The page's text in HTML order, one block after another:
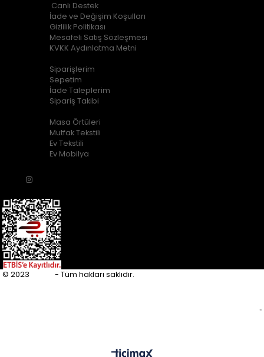
Canlı Destek
İade ve Değişim Koşulları
Gizlilik Politikası
Mesafeli Satış Sözleşmesi
KVKK Aydınlatma Metni
Siparişlerim
Sepetim
İade Taleplerim
Sipariş Takibi
Masa Örtüleri
Mutfak Tekstili
Ev Tekstili
Ev Mobilya
© 2023 Eupfly- Tüm hakları saklıdır.